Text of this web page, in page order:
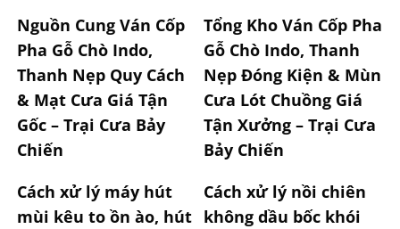
Nguồn Cung Ván Cốp
Pha Gỗ Chò Indo,
Thanh Nẹp Quy Cách
& Mạt Cưa Giá Tận
Gốc – Trại Cưa Bảy
Chiến
Tổng Kho Ván Cốp Pha
Gỗ Chò Indo, Thanh
Nẹp Đóng Kiện & Mùn
Cưa Lót Chuồng Giá
Tận Xưởng – Trại Cưa
Bảy Chiến
Cách xử lý máy hút
mùi kêu to ồn ào, hút
Cách xử lý nồi chiên
không dầu bốc khói